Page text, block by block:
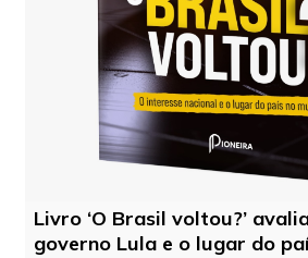
Livro ‘O Brasil voltou?’
governo Lula e o lugar do